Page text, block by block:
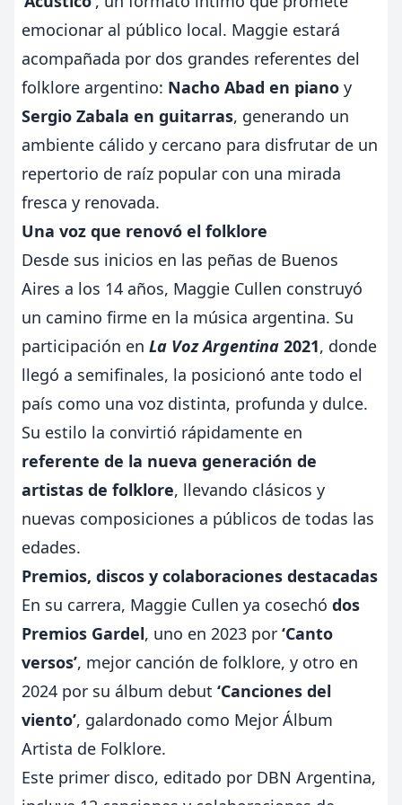
emocionar al público local. Maggie estará
acompañada por dos grandes referentes del
folklore argentino: Nacho Abad en piano y
Sergio Zabala en guitarras, generando un
ambiente cálido y cercano para disfrutar de un
repertorio de raíz popular con una mirada
fresca y renovada.
Una voz que renovó el folklore
Desde sus inicios en las peñas de Buenos
Aires a los 14 años, Maggie Cullen construyó
un camino firme en la música argentina. Su
participación en La Voz Argentina 2021, donde
llegó a semifinales, la posicionó ante todo el
país como una voz distinta, profunda y dulce.
Su estilo la convirtió rápidamente en
referente de la nueva generación de
artistas de folklore, llevando clásicos y
nuevas composiciones a públicos de todas las
edades.
Premios, discos y colaboraciones destacadas
En su carrera, Maggie Cullen ya cosechó dos
Premios Gardel, uno en 2023 por ‘Canto
versos’, mejor canción de folklore, y otro en
2024 por su álbum debut ‘Canciones del
viento’, galardonado como Mejor Álbum
Artista de Folklore.
Este primer disco, editado por DBN Argentina,